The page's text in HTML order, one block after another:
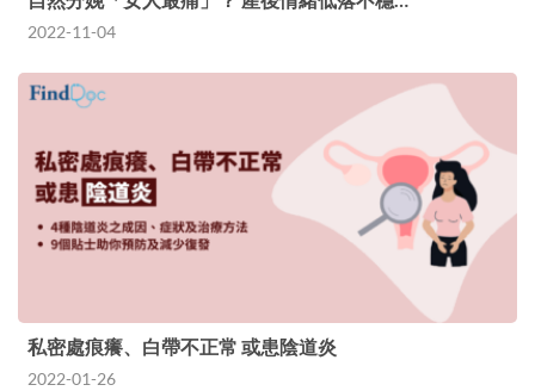
2022-11-04
私密處痕癢、白帶不正常 或患陰道炎
2022-01-26